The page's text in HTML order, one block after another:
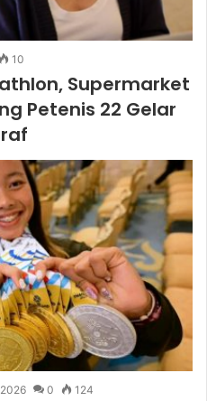
10
Supermarket
Petenis 22 Gelar
0 124